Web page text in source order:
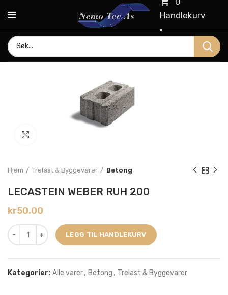
Handlekurv
Hjem Trelast & Byggevarer Betong
LECASTEIN WEBER RUH 200
kr50.00
LEGG TIL HANDLEKURV
Kategorier: Alle varer, Betong , Trelast & Byggevarer